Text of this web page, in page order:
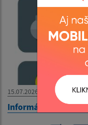
15.07.2026
Informácia o vývoze